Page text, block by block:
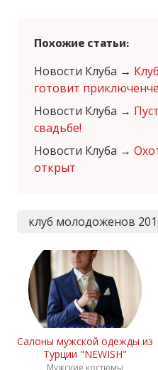
Похожие статьи:
Новости Клуба →
готовит
Новости Клуба →
свадьбе!
Новости Клуба →
открыт
клуб молодоженов
Салоны мужской одежды из
Турции "NEWISH"